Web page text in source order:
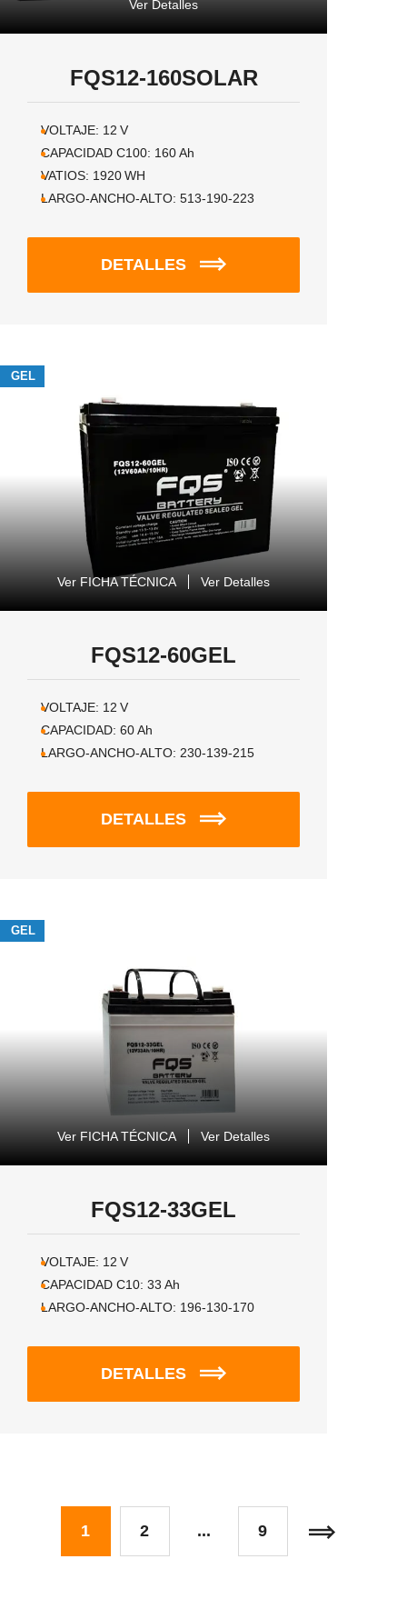
Ver Detalles
FQS12-160SOLAR
VOLTAJE: 12 V
CAPACIDAD C100: 160Ah
VATIOS: 1920WH
LARGO-ANCHO-ALTO: 513-190-223
DETALLES
GEL
Ver FICHA TÉCNICA Ver Detalles
FQS12-60GEL
VOLTAJE: 12 V
CAPACIDAD: 60Ah
LARGO-ANCHO-ALTO: 230-139-215
DETALLES
GEL
Ver FICHA TÉCNICA Ver Detalles
FQS12-33GEL
VOLTAJE: 12 V
CAPACIDAD C10: 33 Ah
LARGO-ANCHO-ALTO: 196-130-170
DETALLES
1 2 ... 9